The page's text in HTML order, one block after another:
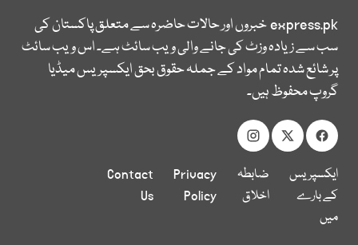
express.pkخبروں اور حالات حاضرہ سے متعلق پاکستان کی
سب سے زیادہ وزٹ کی جانے والی ویب سائٹ ہے۔ اس ویب سائٹ
پر شائع شدہ تمام مواد کے جملہ حقوق بحق ایکسپریس میڈیا
گروپ محفوظ ہیں۔
ایکسپریس
کے بارے
میں
ضابطہ
اخلاق
Privacy
Policy
Contact
Us